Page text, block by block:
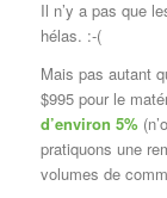
Il n’y a pas que
hélas. :-(
Mais pas autant
$995 pour le
d’environ 5%
pratiquons une
volumes de